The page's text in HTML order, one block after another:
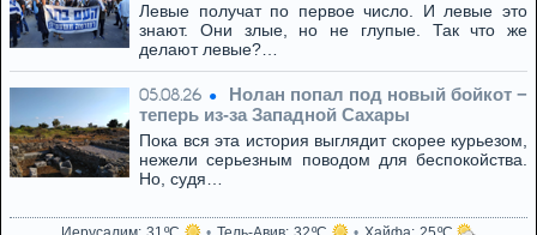
Левые получат по первое число. И левые это
знают. Они злые, но не глупые. Так что же
делают левые?…
05.08.26
Нолан попал под новый бойкот −
теперь из‑за Западной Сахары
Пока вся эта история выглядит скорее курьезом,
нежели серьезным поводом для беспокойства.
Но, судя…